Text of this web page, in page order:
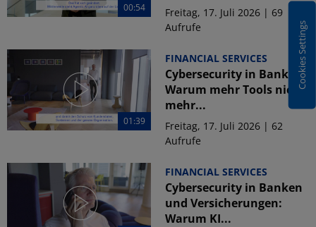
00:54
Freitag, 17. Juli 2026 | 69
Aufrufe
01:39
FINANCIAL SERVICES
Cybersecurity in Banken:
Warum mehr Tools nicht
mehr...
Freitag, 17. Juli 2026 | 62
Aufrufe
FINANCIAL SERVICES
Cybersecurity in Banken
und Versicherungen:
Warum KI...
Cookies Settings